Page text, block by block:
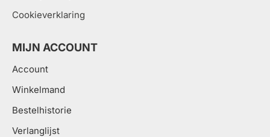
Cookieverklaring
MIJN ACCOUNT
Account
Winkelmand
Bestelhistorie
Verlanglijst